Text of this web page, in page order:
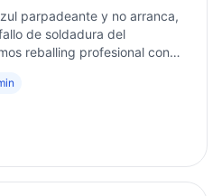
parpadeante y no arranca,
de soldadura del
reballing profesional con
Desde 2003 en Torrent.